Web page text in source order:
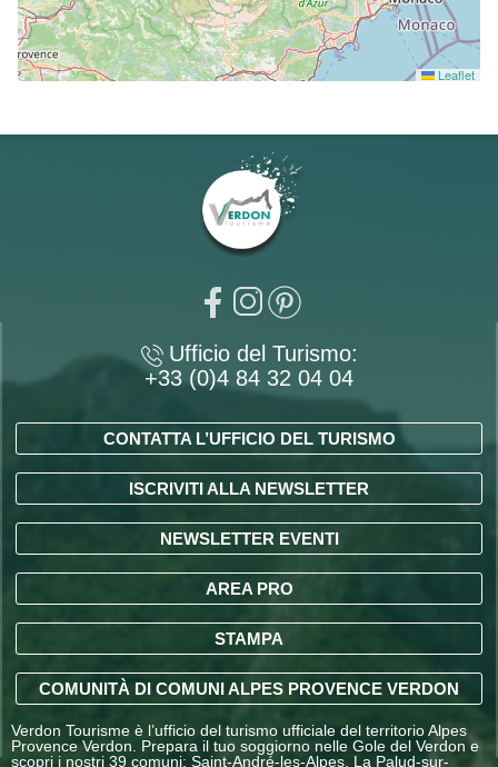
Leaflet
Ufficio del Turismo:
+33 (0)4 84 32 04 04
CONTATTA L’UFFICIO DEL TURISMO
ISCRIVITI ALLA NEWSLETTER
NEWSLETTER EVENTI
AREA PRO
STAMPA
COMUNITÀ DI COMUNI ALPES PROVENCE VERDON
Verdon Tourisme è l’ufficio del turismo ufficiale del territorio Alpes
Provence Verdon. Prepara il tuo soggiorno nelle Gole del Verdon e
scopri i nostri 39 comuni: Saint-André-les-Alpes, La Palud-sur-